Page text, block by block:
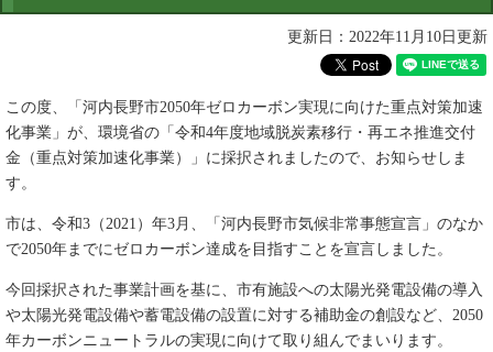
更新日：2022年11月10日更新
この度、「河内長野市2050年ゼロカーボン実現に向けた重点対策加速
化事業」が、環境省の「令和4年度地域脱炭素移行・再エネ推進交付
金（重点対策加速化事業）」に採択されましたので、お知らせしま
す。
市は、令和3（2021）年3月、「河内長野市気候非常事態宣言」のなか
で2050年までにゼロカーボン達成を目指すことを宣言しました。
今回採択された事業計画を基に、市有施設への太陽光発電設備の導入
や太陽光発電設備や蓄電設備の設置に対する補助金の創設など、2050
年カーボンニュートラルの実現に向けて取り組んでまいります。